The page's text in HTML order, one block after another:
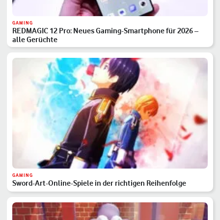
GAMING
REDMAGIC 12 Pro: Neues Gaming-Smartphone für 2026 –
alle Gerüchte
GAMING
Sword-Art-Online-Spiele in der richtigen Reihenfolge